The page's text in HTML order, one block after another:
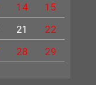
14
15
21
22
28
29